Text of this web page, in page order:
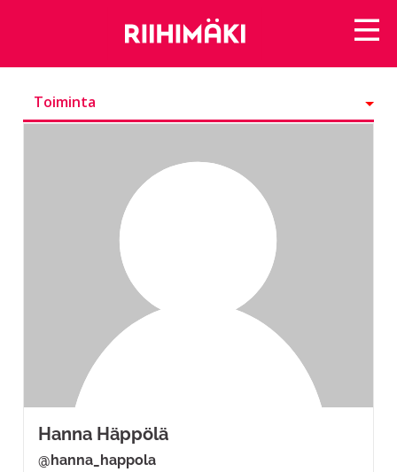
Toiminta
Hanna Häppölä
@hanna_happola